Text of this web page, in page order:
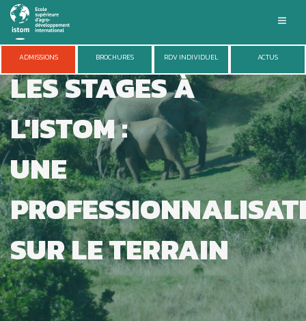
Aller
contenu
principal
ISTOM
FORMATIONS
ADMISSIONS
VIE DU CAMPUS
ENTREPRISES
RECHERCHE
ADMISSIONS BROCHURES RDV INDIVIDUEL ACTUS
LES STAGES À
L'ISTOM :
UNE
SUR LE TERRAIN